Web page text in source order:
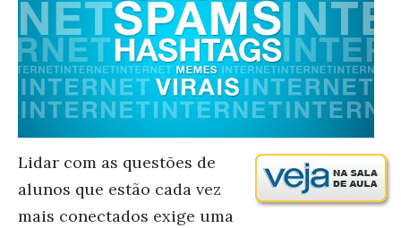
Lidar com as questões de
alunos que estão cada vez
mais conectados exige uma